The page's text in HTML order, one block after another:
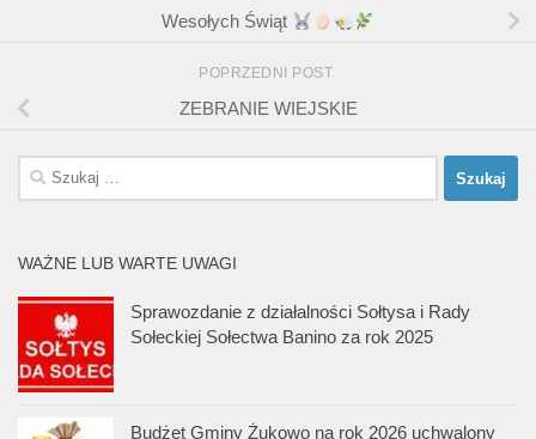
Wesołych Świąt
POPRZEDNI POST
ZEBRANIE WIEJSKIE
Szukaj:
WAŻNE LUB WARTE UWAGI
Sprawozdanie z działalności Sołtysa i Rady
Sołeckiej Sołectwa Banino za rok 2025
Budżet Gminy Żukowo na rok 2026 uchwalony